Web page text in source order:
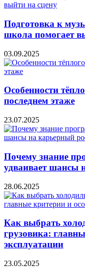
Подготовка к
школа помогает
03.09.2025
Особенности
последнем этаже
23.07.2025
Почему знание
удваивает шансы
28.06.2025
Как выбрать
грузовика:
эксплуатации
23.05.2025